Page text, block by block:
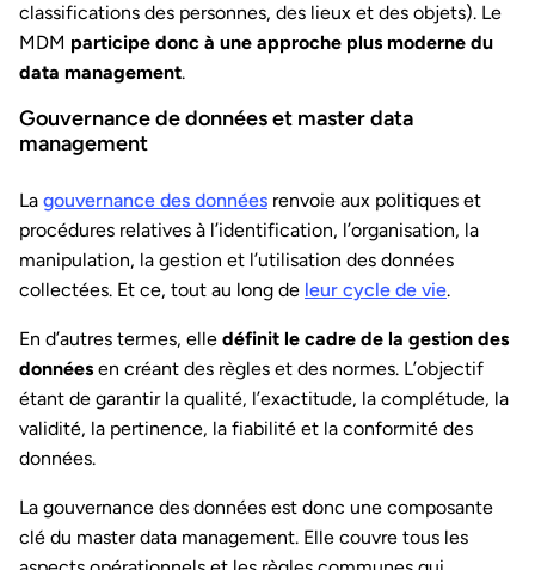
classifications des personnes, des lieux et des objets). Le
MDM participe donc à une approche plus moderne du
data management.
Gouvernance de données et master data
management
La gouvernance des données renvoie aux politiques et
procédures relatives à l’identification, l’organisation, la
manipulation, la gestion et l’utilisation des données
collectées. Et ce, tout au long de leur cycle de vie.
En d’autres termes, elle définit le cadre de la gestion des
données en créant des règles et des normes. L’objectif
étant de garantir la qualité, l’exactitude, la complétude, la
validité, la pertinence, la fiabilité et la conformité des
données.
La gouvernance des données est donc une composante
clé du master data management. Elle couvre tous les